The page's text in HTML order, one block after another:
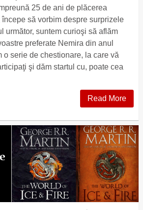
25 de ani de plăcerea
începe să vorbim despre surprizele
următor, suntem curioşi să aflăm
preferate Nemira din anul
o serie de chestionare, la care vă
şi dăm startul cu, poate cea
Read More